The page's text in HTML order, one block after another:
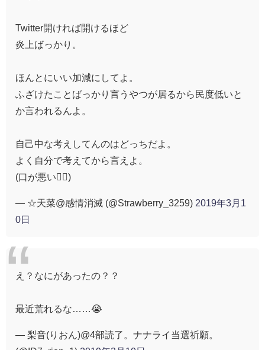
Twitter開ければ開けるほど
炎上ばっかり。
ほんとにいい加減にしてよ。
ふざけたことばっかり言うやつが居るから民度低いと
か言われるんよ。
自己中な考えしてんのはどっちだよ。
よく自分で考えてから言えよ。
(口が悪い🙇‍♀️)
— ☆天菜@感情消滅 (@Strawberry_3259) 2019年3月1
0日
え？なにがあったの？？
最近荒れるな……😭
— 梨音(りおん)@4部読了。ナナライ当選祈願。